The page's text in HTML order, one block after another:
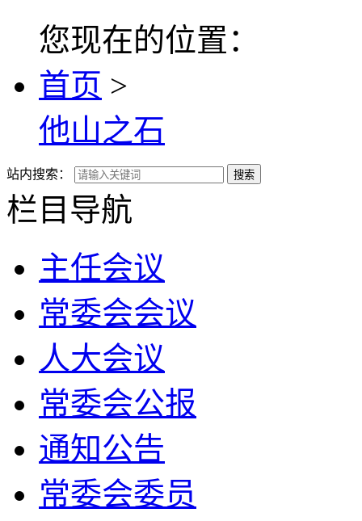
您现在的位置：
首页 >
他山之石
站内搜索： 搜索
栏目导航
主任会议
常委会会议
人大会议
常委会公报
通知公告
常委会委员